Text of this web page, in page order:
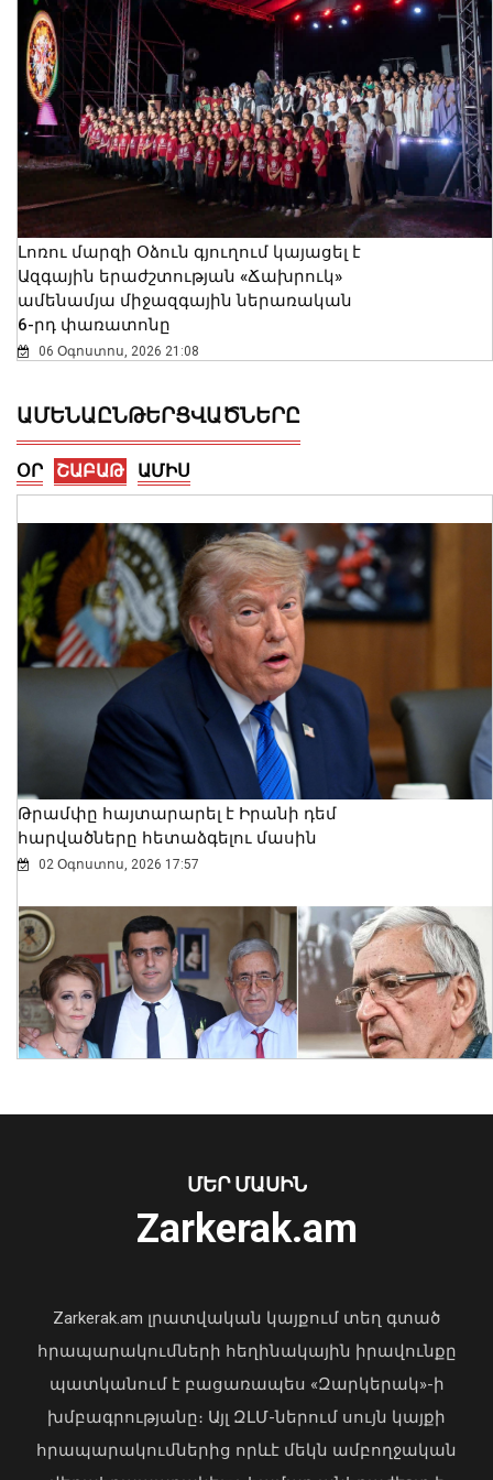
Լոռու մարզի Օձուն գյուղում կայացել է
Ազգային երաժշտության «Ճախրուկ»
ամենամյա միջազգային ներառական
6-րդ փառատոնը
06 Օգոստոս, 2026 21:08
Ծաղկաձորը կընդունի շախմատի
աշխարհի դպրոցական թիմերի
ԱՄԵՆԱԸՆԹԵՐՑՎԱԾՆԵՐԸ
ՕՐ ՇԱԲԱԹ ԱՄԻՍ
Թրամփը հայտարարել է Իրանի դեմ
հարվածները հետաձգելու մասին
02 Օգոստոս, 2026 17:57
«Պարտվեցինք դաժան հիվանդության
04 Օգոստոս, 2026 19:12
ՄԵՐ ՄԱՍԻՆ
Zarkerak.am
Zarkerak.am լրատվական կայքում տեղ գտած
հրապարակումների հեղինակային իրավունքը
պատկանում է բացառապես «Զարկերակ»-ի
խմբագրությանը։ Այլ ԶԼՄ-ներում սույն կայքի
հրապարակումներից որևէ մեկն ամբողջական